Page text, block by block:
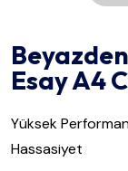
Esay A4
Yüksek
Hassasiyet